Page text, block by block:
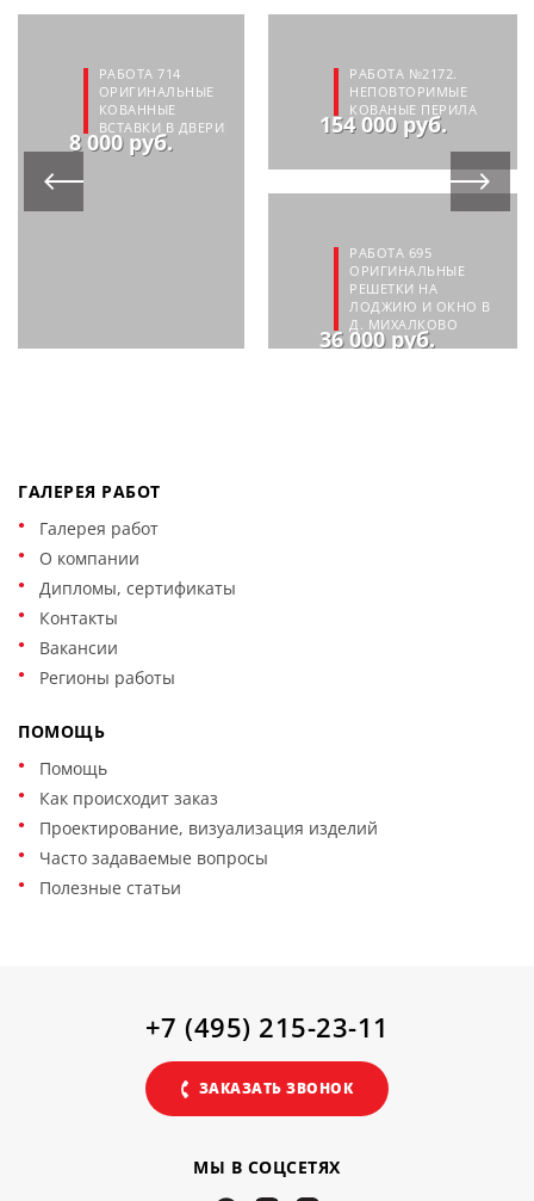
РАБОТА 714
ОРИГИНАЛЬНЫЕ
КОВАННЫЕ
ВСТАВКИ В ДВЕРИ
8 000 руб.
РАБОТА №2172.
НЕПОВТОРИМЫЕ
КОВАНЫЕ ПЕРИЛА
154 000 руб.
РАБОТА 695
ОРИГИНАЛЬНЫЕ
РЕШЕТКИ НА
ЛОДЖИЮ И ОКНО В
Д. МИХАЛКОВО
36 000 руб.
ГАЛЕРЕЯ РАБОТ
Галерея работ
О компании
Дипломы, сертификаты
Контакты
Вакансии
Регионы работы
ПОМОЩЬ
Помощь
Как происходит заказ
Проектирование, визуализация изделий
Часто задаваемые вопросы
Полезные статьи
МЫ В СОЦСЕТЯХ
+7 (495) 215-23-11
ЗАКАЗАТЬ ЗВОНОК